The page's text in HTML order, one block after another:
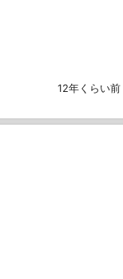
12年くらい前